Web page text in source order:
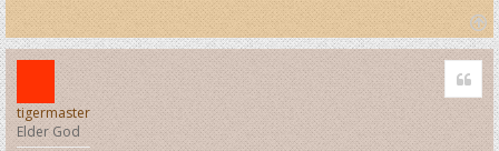
T
o
p
tigermaster
Elder God